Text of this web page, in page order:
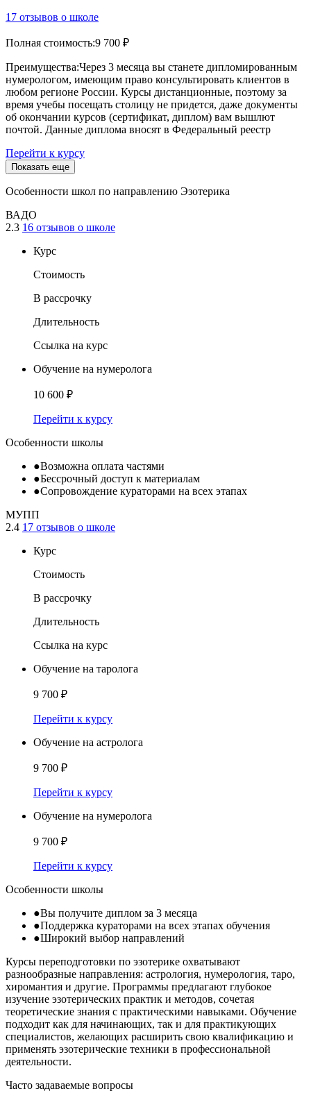
17 отзывов о школе
Полная стоимость:9 700 ₽
Преимущества:Через 3 месяца вы станете дипломированным
нумерологом, имеющим право консультировать клиентов в
любом регионе России. Курсы дистанционные, поэтому за
время учебы посещать столицу не придется, даже документы
об окончании курсов (сертификат, диплом) вам вышлют
почтой. Данные диплома вносят в Федеральный реестр
Перейти к курсу
Показать еще
Особенности школ по направлению Эзотерика
ВАДО
2.3 16 отзывов о школе
Курс
Стоимость
В рассрочку
Длительность
Ссылка на курс
Обучение на нумеролога
10 600 ₽
Перейти к курсу
Особенности школы
●Возможна оплата частями
●Бессрочный доступ к материалам
●Сопровождение кураторами на всех этапах
МУПП
2.4 17 отзывов о школе
Курс
Стоимость
В рассрочку
Длительность
Ссылка на курс
Обучение на таролога
9 700 ₽
Перейти к курсу
Обучение на астролога
9 700 ₽
Перейти к курсу
Обучение на нумеролога
9 700 ₽
Перейти к курсу
Особенности школы
●Вы получите диплом за 3 месяца
●Поддержка кураторами на всех этапах обучения
●Широкий выбор направлений
Курсы переподготовки по эзотерике охватывают
разнообразные направления: астрология, нумерология, таро,
хиромантия и другие. Программы предлагают глубокое
изучение эзотерических практик и методов, сочетая
теоретические знания с практическими навыками. Обучение
подходит как для начинающих, так и для практикующих
специалистов, желающих расширить свою квалификацию и
применять эзотерические техники в профессиональной
деятельности.
Часто задаваемые вопросы